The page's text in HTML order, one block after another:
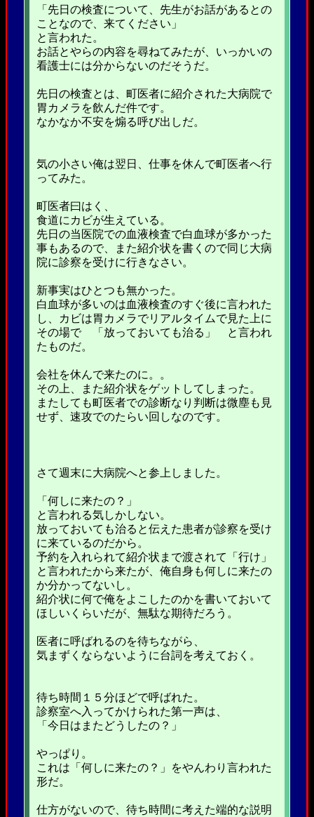
「先日の検査について、先生がお話があるとの
ことなので、来てください」
と言われた。
お話とやらの内容を尋ねてみたが、いっかいの
看護士には分からないのだそうだ。
先日の検査とは、町医者に紹介された大病院で
胃カメラを飲んだ件です。
なかなか不安を煽る呼び出しだ。
気の小さい俺は翌日、仕事を休んで町医者へ行
ってみた。
町医者曰はく、
食道にカビが生えている。
先日の当医院での血液検査で白血球が多かった
事もあるので、また紹介状を書くので同じ大病
院に診察を受けに行きなさい。
新事実はひとつも無かった。
白血球が多いのは血液検査のすぐ後に言われた
し、カビは胃カメラでリアルタイムで見た上に
その場で 「放っておいても治る」 と言われ
たものだ。
会社を休んで来たのに。。
その上、また紹介状をゲットしてしまった。
またしても町医者での診断なり判断は微塵も見
せず、速攻でのたらい回しなのです。
さて週末に大病院へと参上しました。
「何しに来たの？」
と言われる気しかしない。
放っておいても治ると伝えた患者が診察を受け
に来ているのだから。
予約を入れられて紹介状まで渡されて「行け」
と言われたから来たが、俺自身も何しに来たの
か分かってないし。
紹介状に何で俺をよこしたのかを書いておいて
ほしいくらいだが、無駄な期待だろう。
医者に呼ばれるのを待ちながら、
気まずくならないように台詞を考えておく。
待ち時間１５分ほどで呼ばれた。
診察室へ入ってかけられた第一声は、
「今日はまたどうしたの？」
やっぱり。
これは「何しに来たの？」をやんわり言われた
形だ。
仕方がないので、待ち時間に考えた端的な説明